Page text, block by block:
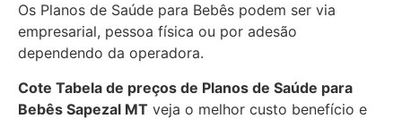
Os Planos de Saúde para Bebês podem ser via
empresarial, pessoa física ou por adesão
dependendo da operadora.
Cote Tabela de preços de Planos de Saúde para
Bebês Sapezal MT veja o melhor custo benefício e